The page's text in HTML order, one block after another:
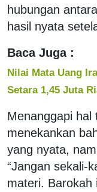
hubungan
hasil nyata
Baca Juga :
Nilai Mata Uang
Setara 1,45 Juta
Menanggapi hal
menekankan
yang nyata,
“Jangan sekali-
materi.